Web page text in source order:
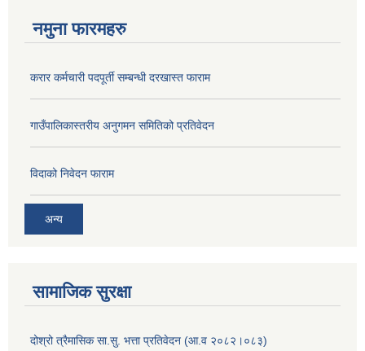
नमुना फारमहरु
करार कर्मचारी पदपूर्ती सम्बन्धी दरखास्त फाराम
गाउँपालिकास्तरीय अनुगमन समितिको प्रतिवेदन
विदाको निवेदन फाराम
अन्य
सामाजिक सुरक्षा
दोश्रो त्रैमासिक सा.सु. भत्ता प्रतिवेदन (आ.व २०८२।०८३)